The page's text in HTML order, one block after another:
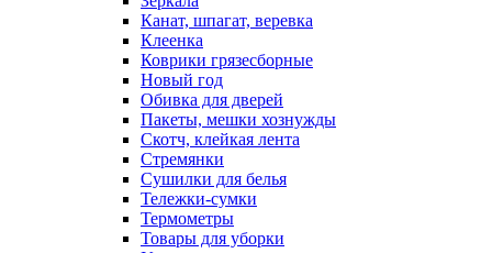
Канат, шпагат, веревка
Клеенка
Коврики грязесборные
Новый год
Обивка для дверей
Пакеты, мешки хознужды
Скотч, клейкая лента
Стремянки
Сушилки для белья
Тележки-сумки
Термометры
Товары для уборки